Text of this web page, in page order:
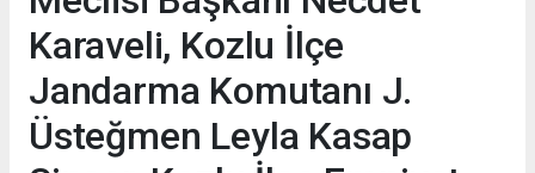
Karaveli, Kozlu İlçe
Jandarma Komutanı J.
Üsteğmen Leyla Kasap